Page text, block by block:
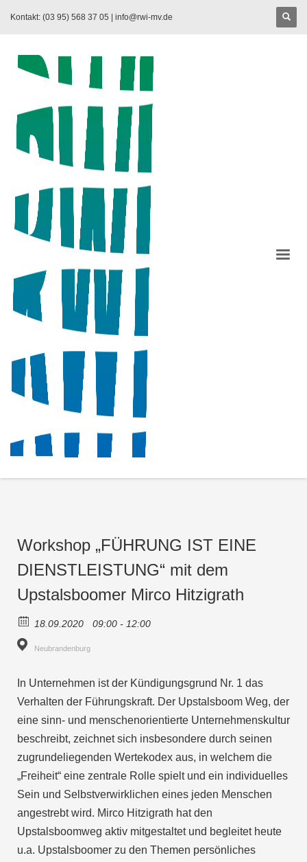
Kontakt: (03 95) 568 37 05 | info@rwi-mv.de
Workshop „FÜHRUNG IST EINE
DIENSTLEISTUNG“ mit dem
Upstalsboomer Mirco Hitzigrath
18.09.2020 09:00 - 12:00
Neubrandenburg
In Unternehmen ist der Kündigungsgrund Nr. 1 das
Verhalten der Führungskraft. Der Upstalsboom Weg, der
eine sinn- und menschenorientierte Unternehmenskultur
beschreibt, zeichnet sich insbesondere durch seinen
zugrundeliegenden Wertekodex aus, in welchem die
„Freiheit“ eine zentrale Rolle spielt und ein individuelles
Sein und Selbstverwirklichen eines jeden Menschen
angestrebt wird. Mirco Hitzigrath hat den
Upstalsboomweg aktiv mitgestaltet und begleitet heute
u.a. Upstalsboomer zu den Themen persönliches